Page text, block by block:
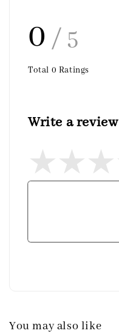
0 / 5
Total 0 Ratings
Write a review
You may also like